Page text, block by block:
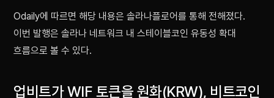
Odaily에 따르면 해당 내용은 솔라나플로어를 통해 전해졌다.
이번 발행은 솔라나 네트워크 내 스테이블코인 유동성 확대
흐름으로 볼 수 있다.
업비트가 WIF 토큰을 원화(KRW), 비트코인